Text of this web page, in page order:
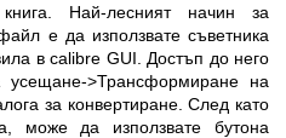
Най-лесният начин за
е да използвате съветника
в calibre GUI. Достъп до него
усещане->Трансформиране на
за конвертиране. След като
може да използвате бутона